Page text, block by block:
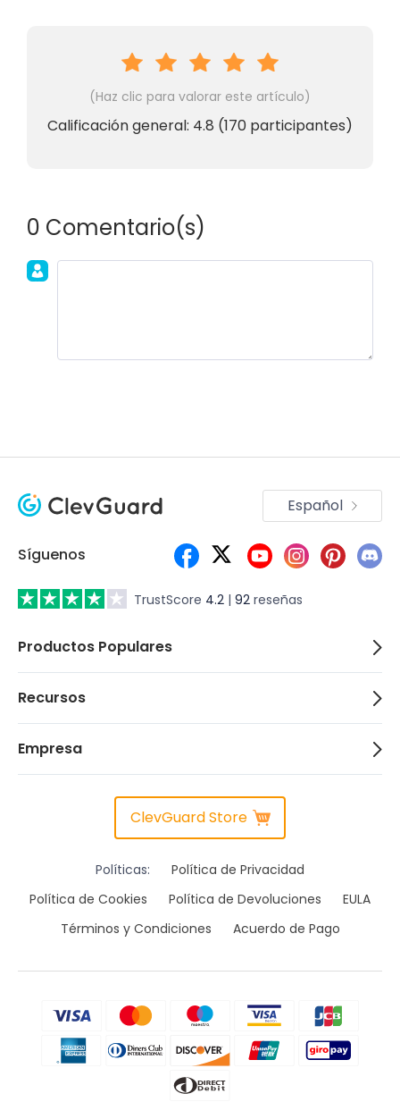
(Haz clic para valorar este artículo)
Calificación general: 4.8 (170 participantes)
0 Comentario(s)
TrustScore 4.2 | 92 reseñas
Síguenos
Español
Productos Populares
Recursos
Empresa
ClevGuard Store
Políticas:
Política de Privacidad
Política de Cookies
Política de Devoluciones
EULA
Términos y Condiciones
Acuerdo de Pago